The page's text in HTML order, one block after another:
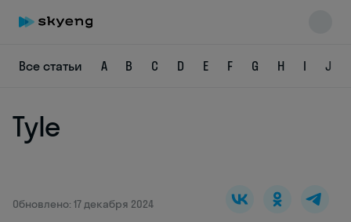
Все статьи A B C D E F G H I J
Tyle
Обновлено: 17 декабря 2024